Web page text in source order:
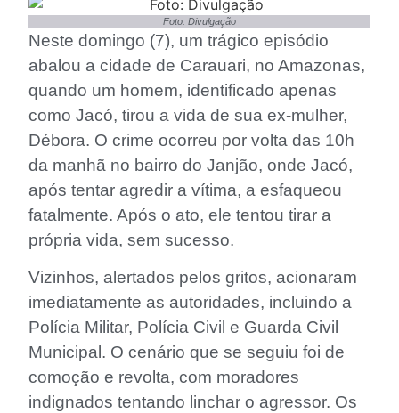
Foto: Divulgação
Neste domingo (7), um trágico episódio
abalou a cidade de Carauari, no Amazonas,
quando um homem, identificado apenas
como Jacó, tirou a vida de sua ex-mulher,
Débora. O crime ocorreu por volta das 10h
da manhã no bairro do Janjão, onde Jacó,
após tentar agredir a vítima, a esfaqueou
fatalmente. Após o ato, ele tentou tirar a
própria vida, sem sucesso.
Vizinhos, alertados pelos gritos, acionaram
imediatamente as autoridades, incluindo a
Polícia Militar, Polícia Civil e Guarda Civil
Municipal. O cenário que se seguiu foi de
comoção e revolta, com moradores
indignados tentando linchar o agressor. Os